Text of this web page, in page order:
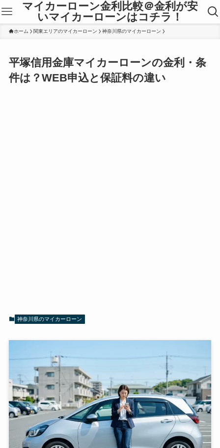
マイカーローン金利比較＠金利が安
いマイカーローンはコチラ！
ホーム 関東エリアのマイカーローン 神奈川県のマイカーローン
平塚信用金庫マイカーローンの金利・条
件は？WEB申込と保証料の違い
神奈川県のマイカーローン